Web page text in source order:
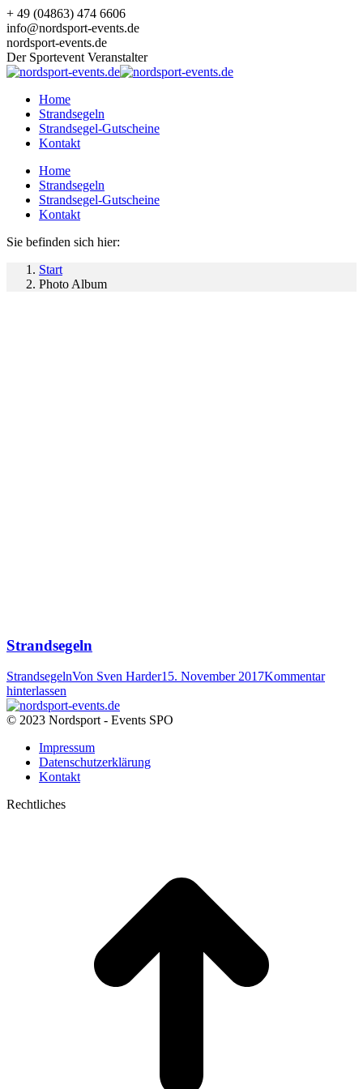
Zum
Inhalt
springen
+ 49 (04863) 474 6606
info@nordsport-events.de
nordsport-events.de
Der Sportevent Veranstalter
Home
Strandsegeln
Strandsegel-Gutscheine
Kontakt
Home
Strandsegeln
Strandsegel-Gutscheine
Kontakt
Sie befinden sich hier:
Start
Photo Album
Strandsegeln
StrandsegelnVon Sven Harder15. November 2017Kommentar
hinterlassen
© 2023 Nordsport - Events SPO
Impressum
Datenschutzerklärung
Kontakt
Rechtliches